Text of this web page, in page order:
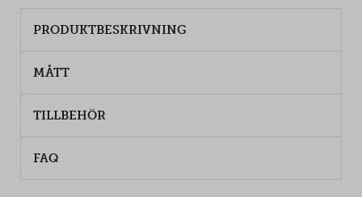
PRODUKTBESKRIVNING
MÅTT
TILLBEHÖR
FAQ